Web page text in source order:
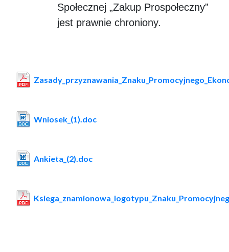
Społecznej „Zakup Prospołeczny”
jest prawnie chroniony.
Wniosek_(1).doc
Ankieta_(2).doc